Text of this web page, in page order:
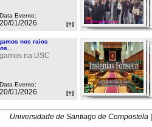
Data Evento:
20/01/2026 [+]
nos raios
na USC
Data Evento:
20/01/2026 [+]
Universidade de Santiago de